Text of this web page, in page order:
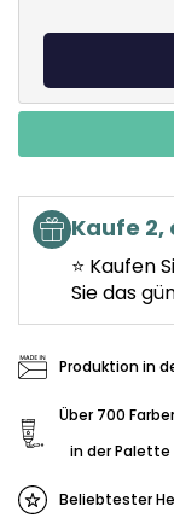
Kaufe 2,
⭐ Kaufen
Sie das
Produktion in
Über 700
in der Palette
Beliebtester